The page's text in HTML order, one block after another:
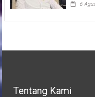
6
Tentang Kami